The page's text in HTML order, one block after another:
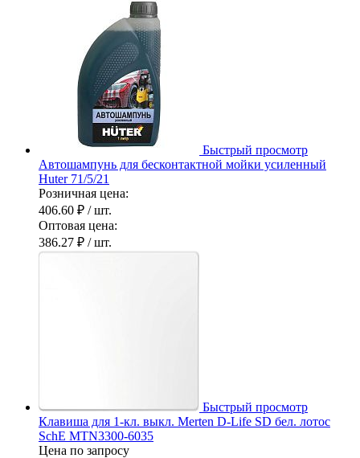
Быстрый просмотр
Автошампунь для бесконтактной мойки усиленный
Huter 71/5/21
Розничная цена:
406.60 ₽ / шт.
Оптовая цена:
386.27 ₽ / шт.
Быстрый просмотр
Клавиша для 1-кл. выкл. Merten D-Life SD бел. лотос
SchE MTN3300-6035
Цена по запросу